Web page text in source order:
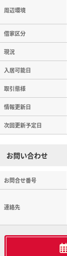
周辺環境
借家区分
現況
入居可能日
取引態様
情報更新日
次回更新予定日
お問い合わせ
お問合せ番号
連絡先